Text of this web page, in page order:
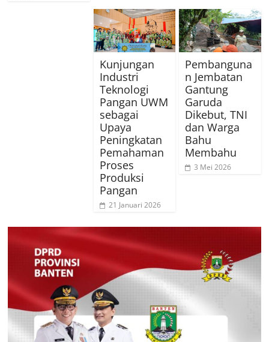
Kunjungan
Industri
Teknologi
Pangan UWM
sebagai
Upaya
Peningkatan
Pemahaman
Proses
Produksi
Pangan
21 Januari 2026
Pembanguna
n Jembatan
Gantung
Garuda
Dikebut, TNI
dan Warga
Bahu
Membahu
3 Mei 2026